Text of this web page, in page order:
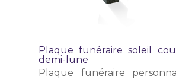
Plaque funéraire soleil
demi-lune
Plaque funéraire